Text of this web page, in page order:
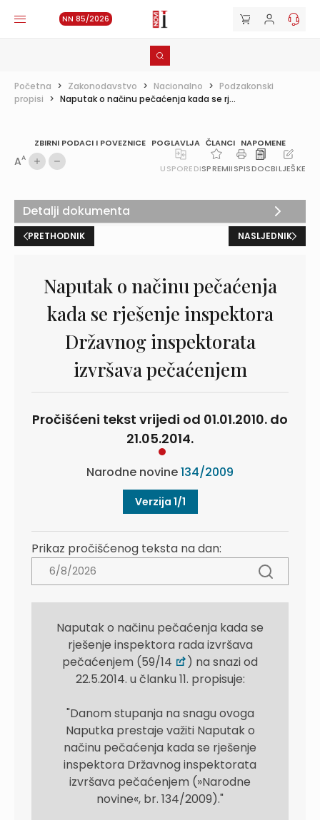
NN 85/2026
Početna > Zakonodavstvo > Nacionalno > Podzakonski
propisi > Naputak o načinu pečaćenja kada se rj...
ZBIRNI PODACI I POVEZNICE POGLAVLJA ČLANCI NAPOMENE
AA
USPOREDISPREMIISPISDOCBILJEŠKE
PRETHODNIK NASLJEDNIK
Naputak o načinu pečaćenja
kada se rješenje inspektora
Državnog inspektorata
izvršava pečaćenjem
Pročišćeni tekst vrijedi od 01.01.2010. do
21.05.2014.
Narodne novine134/2009
Verzija 1/1
Prikaz pročišćenog teksta na dan:
Naputak o načinu pečaćenja kada se
rješenje inspektora rada izvršava
pečaćenjem (59/14
) na snazi od
22.5.2014. u članku 11. propisuje:
"Danom stupanja na snagu ovoga
Naputka prestaje važiti Naputak o
načinu pečaćenja kada se rješenje
inspektora Državnog inspektorata
izvršava pečaćenjem (»Narodne
novine«, br. 134/2009)."
Detalji dokumenta